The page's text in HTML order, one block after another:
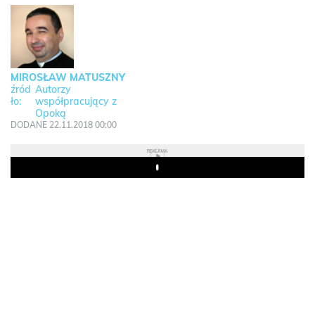
MIROSŁAW MATUSZNY
Autorzy
współpracujący z
Opoką
DODANE 22.11.2018 00:00
REKLAMA
Play